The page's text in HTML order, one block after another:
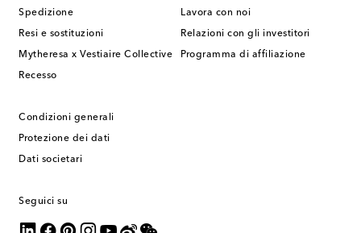
Spedizione
Resi e sostituzioni
Mytheresa x Vestiaire Collective
Recesso
Lavora con noi
Relazioni con gli investitori
Programma di affiliazione
Condizioni generali
Protezione dei dati
Dati societari
Seguici su